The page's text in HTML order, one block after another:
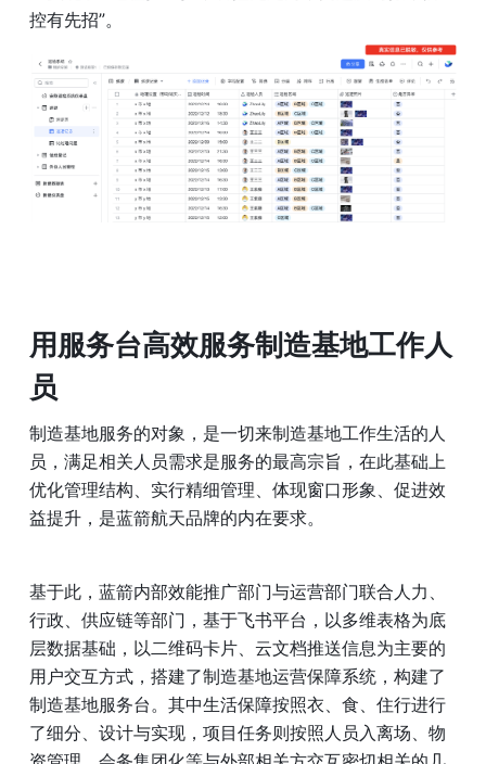
控有先招”。
用服务台高效服务制造基地工作人
员
制造基地服务的对象，是一切来制造基地工作生活的人
员，满足相关人员需求是服务的最高宗旨，在此基础上
优化管理结构、实行精细管理、体现窗口形象、促进效
益提升，是蓝箭航天品牌的内在要求。
基于此，蓝箭内部效能推广部门与运营部门联合人力、
行政、供应链等部门，基于飞书平台，以多维表格为底
层数据基础，以二维码卡片、云文档推送信息为主要的
用户交互方式，搭建了制造基地运营保障系统，构建了
制造基地服务台。其中生活保障按照衣、食、住行进行
了细分、设计与实现，项目任务则按照人员入离场、物